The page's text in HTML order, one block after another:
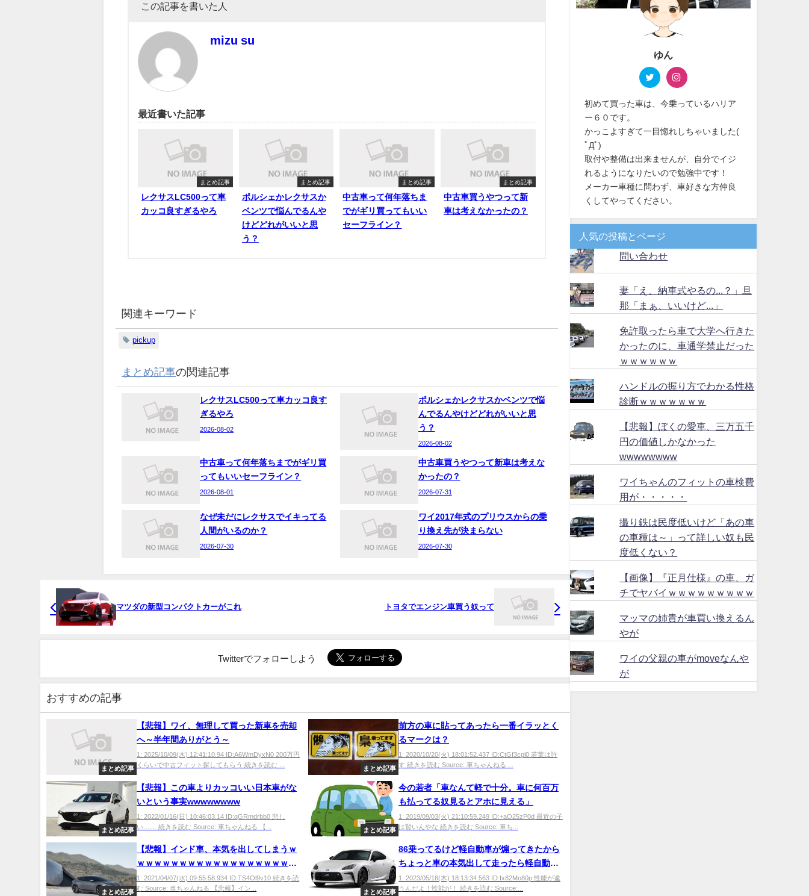
この記事を書いた人
mizu su
最近書いた記事
まとめ記事
レクサスLC500って車
カッコ良すぎるやろ
まとめ記事
ポルシェかレクサスか
ベンツで悩んでるんや
けどどれがいいと思
う？
まとめ記事
中古車って何年落ちま
でがギリ買ってもいい
セーフライン？
まとめ記事
中古車買うやつって新
車は考えなかったの？
関連キーワード
pickup
まとめ記事の関連記事
レクサスLC500って車カッコ良す
ぎるやろ
2026-08-02
ポルシェかレクサスかベンツで悩
んでるんやけどどれがいいと思
う？
2026-08-02
中古車って何年落ちまでがギリ買
ってもいいセーフライン？
2026-08-01
中古車買うやつって新車は考えな
かったの？
2026-07-31
なぜ未だにレクサスでイキってる
人間がいるのか？
2026-07-30
ワイ2017年式のプリウスからの乗
り換え先が決まらない
2026-07-30
マツダの新型コンパクトカーがこれ トヨタでエンジン車買う奴って
Twitterでフォローしよう
おすすめの記事
まとめ記事
【悲報】ワイ、無理して買った新車を売却
へ～半年間ありがとう～
1: 2025/10/09(木) 12:41:10.94 ID:A6WmDyxN0 200万円
くらいで中古フィット探してもらう 続きを読む ...
まとめ記事
前方の車に貼ってあったら一番イラッとく
るマークは？
1: 2020/10/20(火) 18:01:52.437 ID:CtGf3cpl0 若葉は許
す 続きを読む Source: 車ちゃんねる ...
まとめ記事
【悲報】この車よりカッコいい日本車がな
いという事実wwwwwwww
1: 2022/01/16(日) 10:46:03.14 ID:qGRmdrbb0 悲し
い…… 続きを読む Source: 車ちゃんねる 【...
まとめ記事
今の若者「車なんて軽で十分。車に何百万
も払ってる奴見るとアホに見える」
1: 2019/09/03(火) 21:10:59.249 ID:+aO25zP0d 最近の子
は賢いんやな 続きを読む Source: 車ち...
まとめ記事
【悲報】インド車、本気を出してしまうｗ
ｗｗｗｗｗｗｗｗｗｗｗｗｗｗｗｗｗｗｗ
ｗｗｗｗｗｗｗｗｗｗｗｗｗｗｗｗｗｗｗ
ｗｗｗｗｗｗｗ
1: 2021/04/07(水) 09:55:58.934 ID:TS4Ol9v10 続きを読
む Source: 車ちゃんねる 【悲報】イン...
まとめ記事
86乗ってるけど軽自動車が煽ってきたから
ちょっと車の本気出して走ったら軽自動車
置いてけぼりで点になってワロタｗｗｗｗ
ｗｗ
1: 2023/05/18(木) 18:13:34.563 ID:Ix82Mo80p 性能が違
うんだよ！性能が！ 続きを読む Source:...
ゆん
初めて買った車は、今乗っているハリア
ー６０です。
かっこよすぎて一目惚れしちゃいました(
ﾟДﾟ)
取付や整備は出来ませんが、自分でイジ
れるようになりたいので勉強中です！
メーカー車種に問わず、車好きな方仲良
くしてやってください。
人気の投稿とページ
問い合わせ
妻「え、納車式やるの...？」旦
那「まぁ、いいけど...」
免許取ったら車で大学へ行きた
かったのに、車通学禁止だった
ｗｗｗｗｗｗ
ハンドルの握り方でわかる性格
診断ｗｗｗｗｗｗｗ
【悲報】ぼくの愛車、三万五千
円の価値しかなかった
wwwwwwww
ワイちゃんのフィットの車検費
用が・・・・・
撮り鉄は民度低いけど「あの車
の車種は～」って詳しい奴も民
度低くない？
【画像】『正月仕様』の車、ガ
チでヤバイｗｗｗｗｗｗｗｗｗ
マッマの姉貴が車買い換えるん
やが
ワイの父親の車がmoveなんや
が